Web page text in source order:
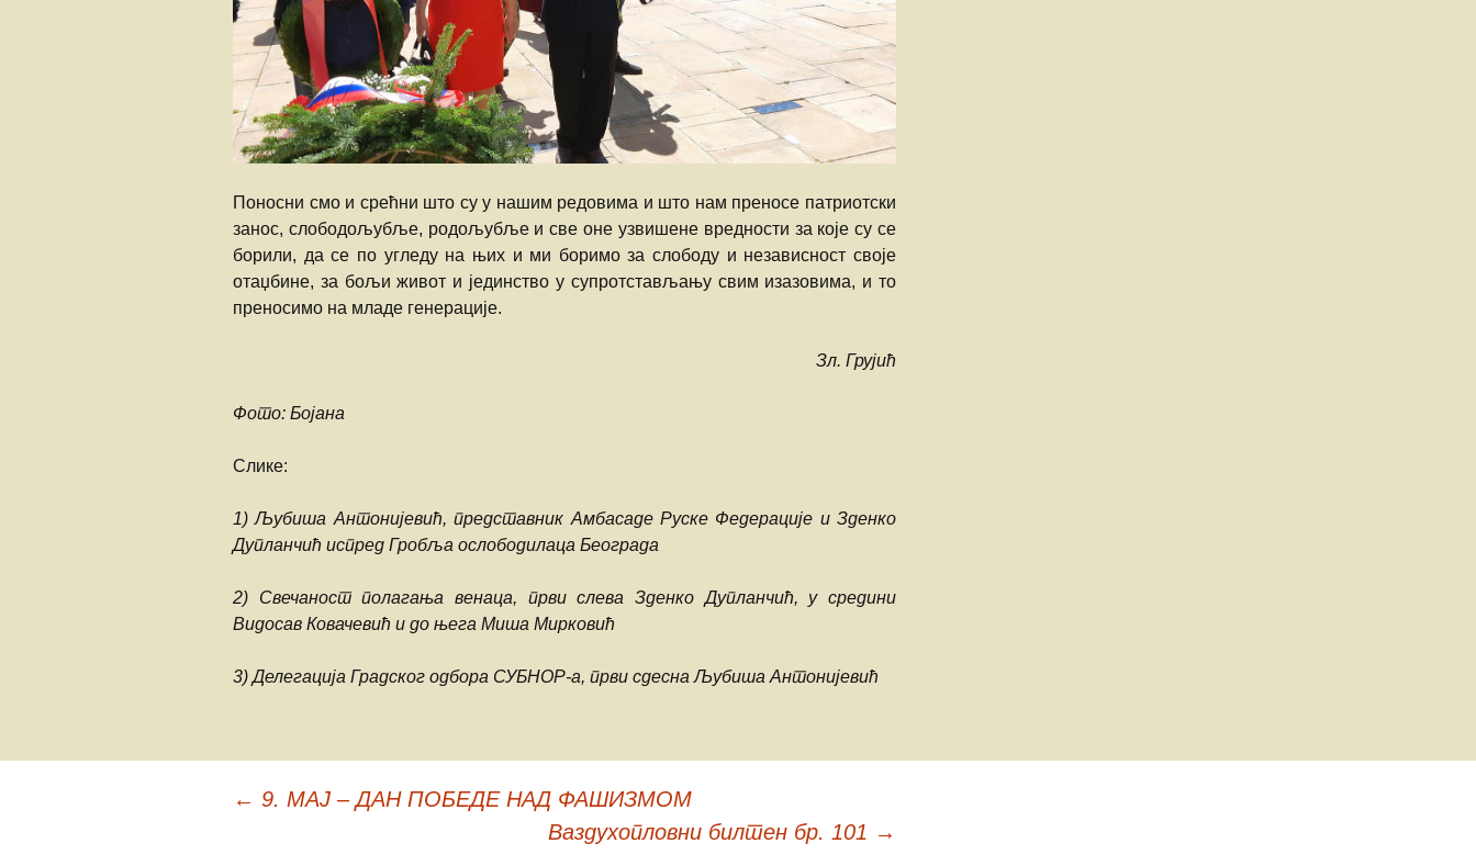
Поносни смо и срећни што су у нашим редовима и што нам преносе патриотски
занос, слободољубље, родољубље и све оне узвишене вредности за које су се
борили, да се по угледу на њих и ми боримо за слободу и независност своје
отаџбине, за бољи живот и јединство у супротстављању свим изазовима, и то
преносимо на младе генерације.
Зл. Грујић
Фото: Бојана
Слике:
1) Љубиша Антонијевић, представник Амбасаде Руске Федерације и Зденко
Дупланчић испред Гробља ослободилаца Београда
2) Свечаност полагања венаца, први слева Зденко Дупланчић, у средини
Видосав Ковачевић и до њега Миша Мирковић
3) Делегација Градског одбора СУБНОР-а, први сдесна Љубиша Антонијевић
← 9. МАЈ – ДАН ПОБЕДЕ НАД ФАШИЗМОМ
Ваздухопловни билтен бр. 101 →